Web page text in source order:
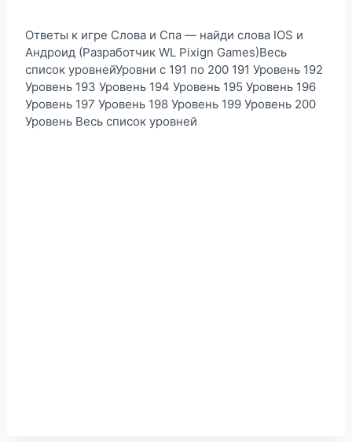
Ответы к игре Слова и Спа — найди слова IOS и
Андроид (Разработчик WL Pixign Games)Весь
список уровнейУровни с 191 по 200 191 Уровень 192
Уровень 193 Уровень 194 Уровень 195 Уровень 196
Уровень 197 Уровень 198 Уровень 199 Уровень 200
Уровень Весь список уровней